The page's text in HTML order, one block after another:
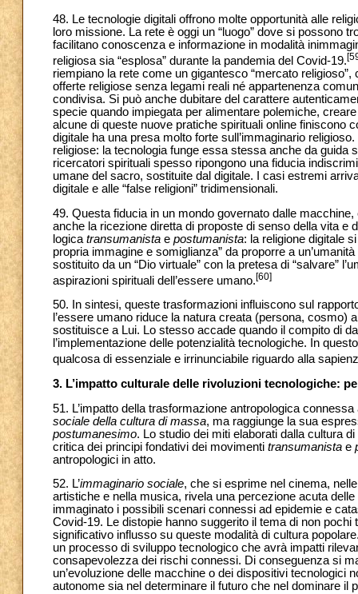
48. Le tecnologie digitali offrono molte opportunità alle
loro missione. La rete è oggi un “luogo” dove si possono
facilitano conoscenza e informazione in modalità
religiosa sia “esplosa” durante la pandemia del Covid-19.
riempiano la rete come un gigantesco “mercato
offerte religiose senza legami reali né appartenenza
condivisa. Si può anche dubitare del carattere
specie quando impiegata per alimentare polemiche,
alcune di queste nuove pratiche spirituali online finiscono
digitale ha una presa molto forte sull’immaginario
religiose: la tecnologia funge essa stessa anche da guida
ricercatori spirituali spesso ripongono una fiducia
umane del sacro, sostituite dal digitale. I casi estremi
digitale e alle “false religioni” tridimensionali.
49. Questa fiducia in un mondo governato dalle
anche la ricezione diretta di proposte di senso della vita e
logica transumanista e postumanista: la religione digitale
propria immagine e somiglianza” da proporre a
sostituito da un “Dio virtuale” con la pretesa di “salvare”
aspirazioni spirituali dell’essere umano.[60]
50. In sintesi, queste trasformazioni influiscono sul
l’essere umano riduce la natura creata (persona,
sostituisce a Lui. Lo stesso accade quando il compito di
l’implementazione delle potenzialità tecnologiche. In
qualcosa di essenziale e irrinunciabile riguardo alla
3. L’impatto culturale delle rivoluzioni tecnologiche:
51. L’impatto della trasformazione antropologica
sociale della cultura di massa, ma raggiunge la sua
postumanesimo. Lo studio dei miti elaborati dalla cultura
critica dei principi fondativi dei movimenti transumanista e
antropologici in atto.
52. L’immaginario sociale, che si esprime nel cinema,
artistiche e nella musica, rivela una percezione acuta
immaginato i possibili scenari connessi ad epidemie e
Covid-19. Le distopie hanno suggerito il tema di non
significativo influsso su queste modalità di cultura
un processo di sviluppo tecnologico che avrà impatti
consapevolezza dei rischi connessi. Di conseguenza si
un’evoluzione delle macchine o dei dispositivi tecnologici
autonome sia nel determinare il futuro che nel dominare il